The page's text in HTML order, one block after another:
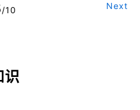
/10 Next
识